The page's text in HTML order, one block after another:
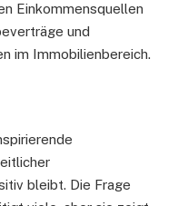
Einkommensquellen
und
im Immobilienbereich.
bleibt. Die Frage